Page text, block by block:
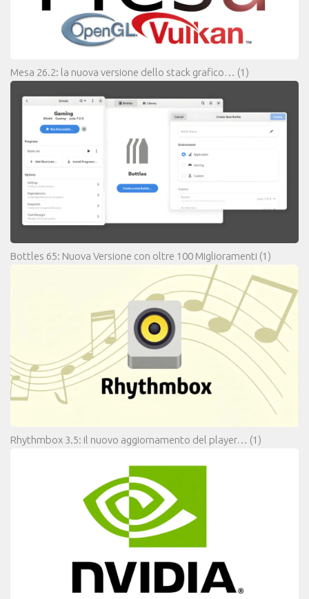
Mesa 26.2: la nuova versione dello stack grafico… (1)
Bottles 65: Nuova Versione con oltre 100 Miglioramenti (1)
Rhythmbox 3.5: il nuovo aggiornamento del player… (1)